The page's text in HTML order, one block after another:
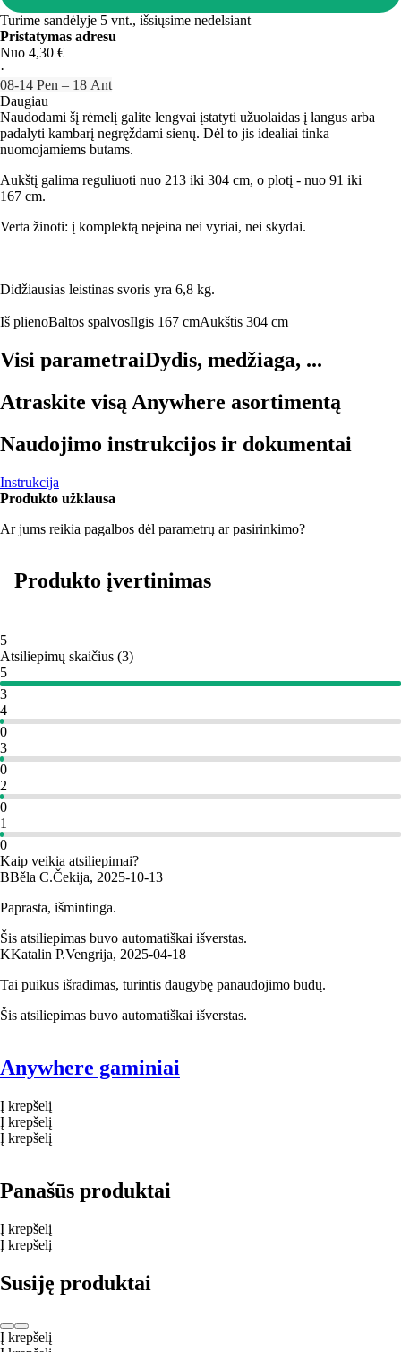
Turime sandėlyje 5 vnt., išsiųsime nedelsiant
Pristatymas adresu
Nuo 4,30 €
·
08‑14 Pen – 18 Ant
Daugiau
Naudodami šį rėmelį galite lengvai įstatyti užuolaidas į langus arba
padalyti kambarį negręždami sienų. Dėl to jis idealiai tinka
nuomojamiems butams.
Aukštį galima reguliuoti nuo 213 iki 304 cm, o plotį - nuo 91 iki
167 cm.
Verta žinoti: į komplektą neįeina nei vyriai, nei skydai.
Didžiausias leistinas svoris yra 6,8 kg.
Iš plienoBaltos spalvosIlgis 167 cmAukštis 304 cm
Visi parametraiDydis, medžiaga, ...
Atraskite visą Anywhere asortimentą
Naudojimo instrukcijos ir dokumentai
Instrukcija
Produkto užklausa
Ar jums reikia pagalbos dėl parametrų ar pasirinkimo?
Produkto įvertinimas
5
Atsiliepimų skaičius (3)
5
3
4
0
3
0
2
0
1
0
Kaip veikia atsiliepimai?
BBěla C.Čekija, 2025‑10‑13
Paprasta, išmintinga.
Šis atsiliepimas buvo automatiškai išverstas.
KKatalin P.Vengrija, 2025‑04‑18
Tai puikus išradimas, turintis daugybę panaudojimo būdų.
Šis atsiliepimas buvo automatiškai išverstas.
Anywhere gaminiai
Į krepšelį
Į krepšelį
Į krepšelį
Panašūs produktai
Į krepšelį
Į krepšelį
Susiję produktai
Į krepšelį